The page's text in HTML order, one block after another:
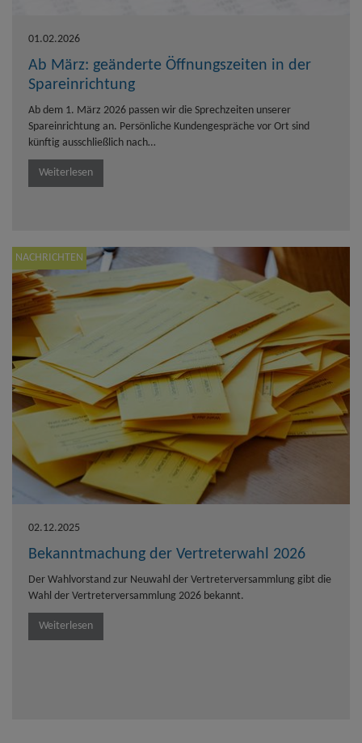
01.02.2026
Ab März: geänderte Öffnungszeiten in der
Spareinrichtung
Ab dem 1. März 2026 passen wir die Sprechzeiten unserer
Spareinrichtung an. Persönliche Kundengespräche vor Ort sind
künftig ausschließlich nach…
Weiterlesen
NACHRICHTEN
02.12.2025
Bekanntmachung der Vertreterwahl 2026
Der Wahlvorstand zur Neuwahl der Vertreterversammlung gibt die
Wahl der Vertreterversammlung 2026 bekannt.
Weiterlesen